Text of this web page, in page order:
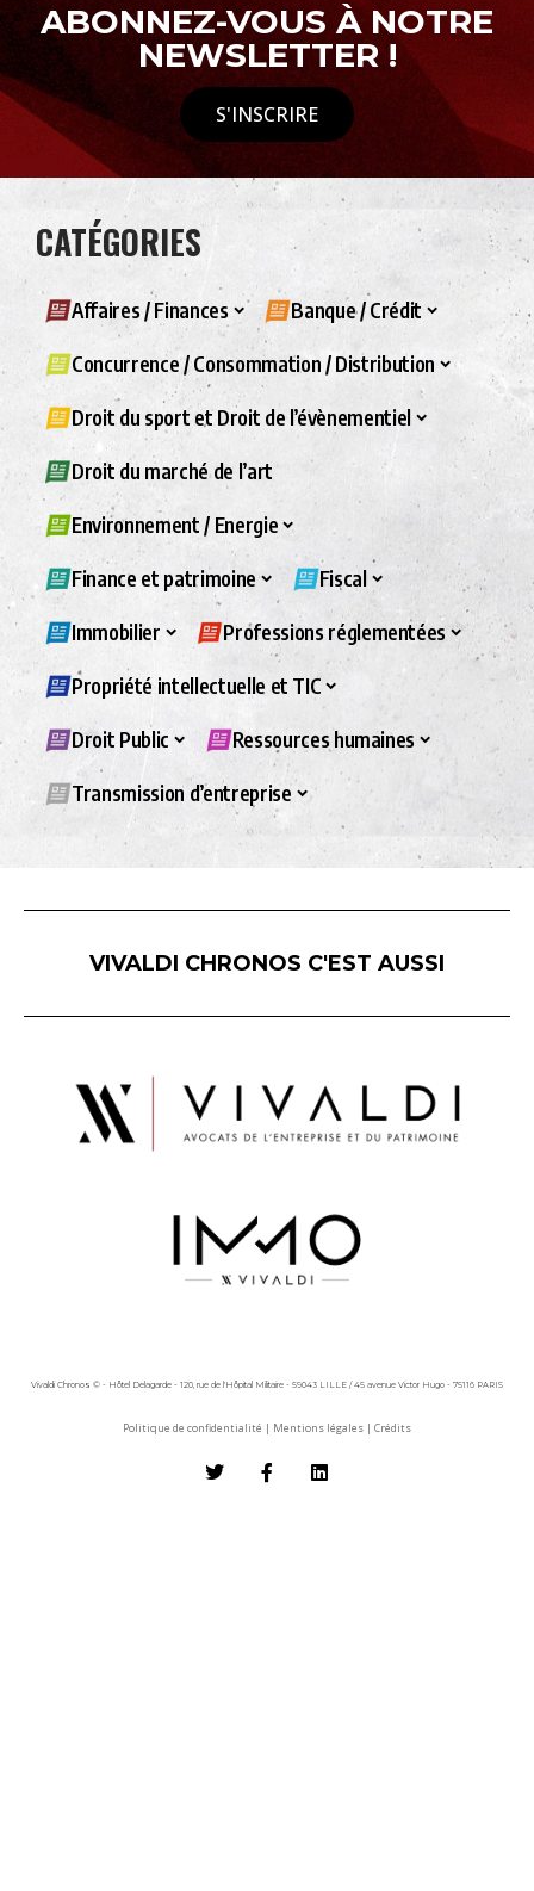
ABONNEZ-VOUS À NOTRE
NEWSLETTER !
S'INSCRIRE
CATÉGORIES
Affaires / Finances Banque / Crédit
Concurrence / Consommation / Distribution
Droit du sport et Droit de l’évènementiel
Droit du marché de l’art
Environnement / Energie
Finance et patrimoine Fiscal
Immobilier Professions réglementées
Propriété intellectuelle et TIC
Droit Public Ressources humaines
Transmission d’entreprise
VIVALDI CHRONOS C'EST AUSSI
Vivaldi Chronos © - Hôtel Delagarde - 120, rue de l'Hôpital Militaire - 59043 LILLE / 45 avenue Victor Hugo - 75116 PARIS
Politique de confidentialité | Mentions légales | Crédits